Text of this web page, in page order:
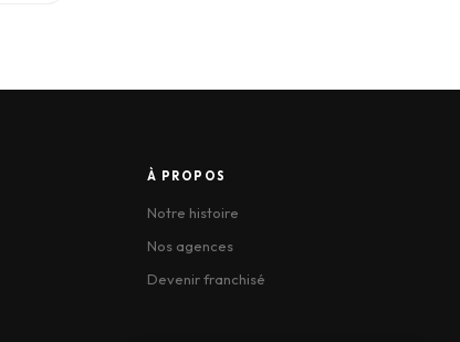
À PROPOS
Notre histoire
Nos agences
Devenir franchisé